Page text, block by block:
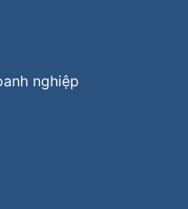
nghiệp